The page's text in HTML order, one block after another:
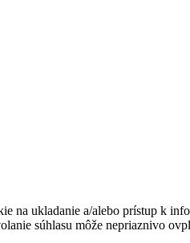
na ukladanie a/alebo prístup k
súhlasu môže nepriaznivo